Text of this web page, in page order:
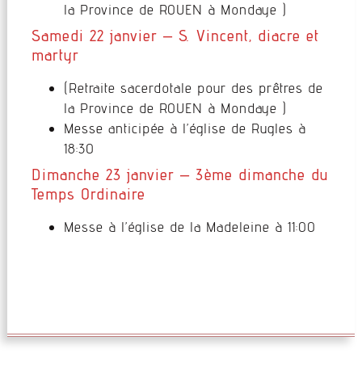
la Province de ROUEN à Mondaye )
Samedi 22 janvier – S. Vincent, diacre et
martyr
(Retraite sacerdotale pour des prêtres de
la Province de ROUEN à Mondaye )
Messe anticipée à l’église de Rugles à
18:30
Dimanche 23 janvier – 3ème dimanche du
Temps Ordinaire
Messe à l’église de la Madeleine à 11:00